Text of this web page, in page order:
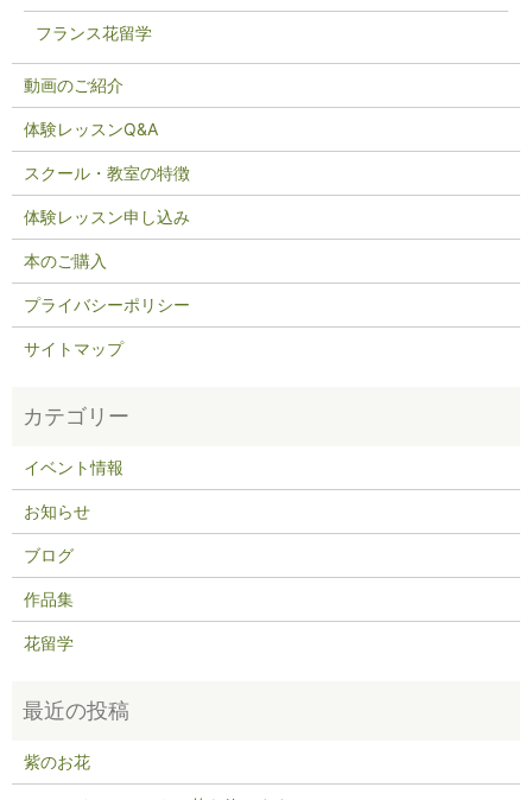
フランス花留学
動画のご紹介
体験レッスンQ&A
スクール・教室の特徴
体験レッスン申し込み
本のご購入
プライバシーポリシー
サイトマップ
イベント情報
お知らせ
ブログ
作品集
花留学
紫のお花